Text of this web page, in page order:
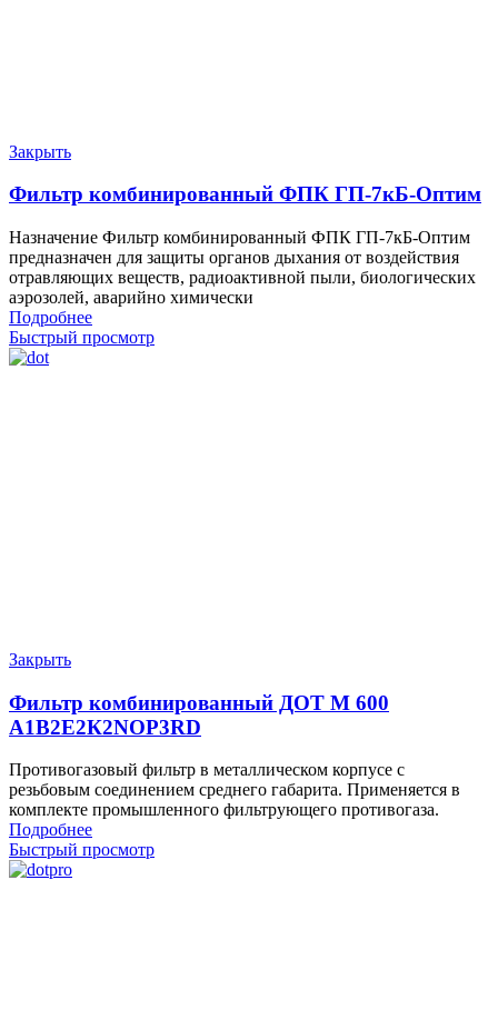
Закрыть
Фильтр комбинированный ФПК ГП-7кБ-Оптим
Назначение Фильтр комбинированный ФПК ГП-7кБ-Оптим
предназначен для защиты органов дыхания от воздействия
отравляющих веществ, радиоактивной пыли, биологических
аэрозолей, аварийно химически
Подробнее
Быстрый просмотр
Закрыть
Фильтр комбинированный ДОТ М 600
A1В2Е2К2NOP3RD
Противогазовый фильтр в металлическом корпусе с
резьбовым соединением среднего габарита. Применяется в
комплекте промышленного фильтрующего противогаза.
Подробнее
Быстрый просмотр